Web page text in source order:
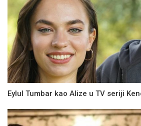
Eylul Tumbar kao Alize u TV seriji